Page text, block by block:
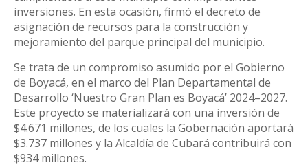
inversiones. En esta ocasión, firmó el decreto de
asignación de recursos para la construcción y
mejoramiento del parque principal del municipio.
Se trata de un compromiso asumido por el Gobierno
de Boyacá, en el marco del Plan Departamental de
Desarrollo ‘Nuestro Gran Plan es Boyacá’ 2024–2027.
Este proyecto se materializará con una inversión de
$4.671 millones, de los cuales la Gobernación aportará
$3.737 millones y la Alcaldía de Cubará contribuirá con
$934 millones.